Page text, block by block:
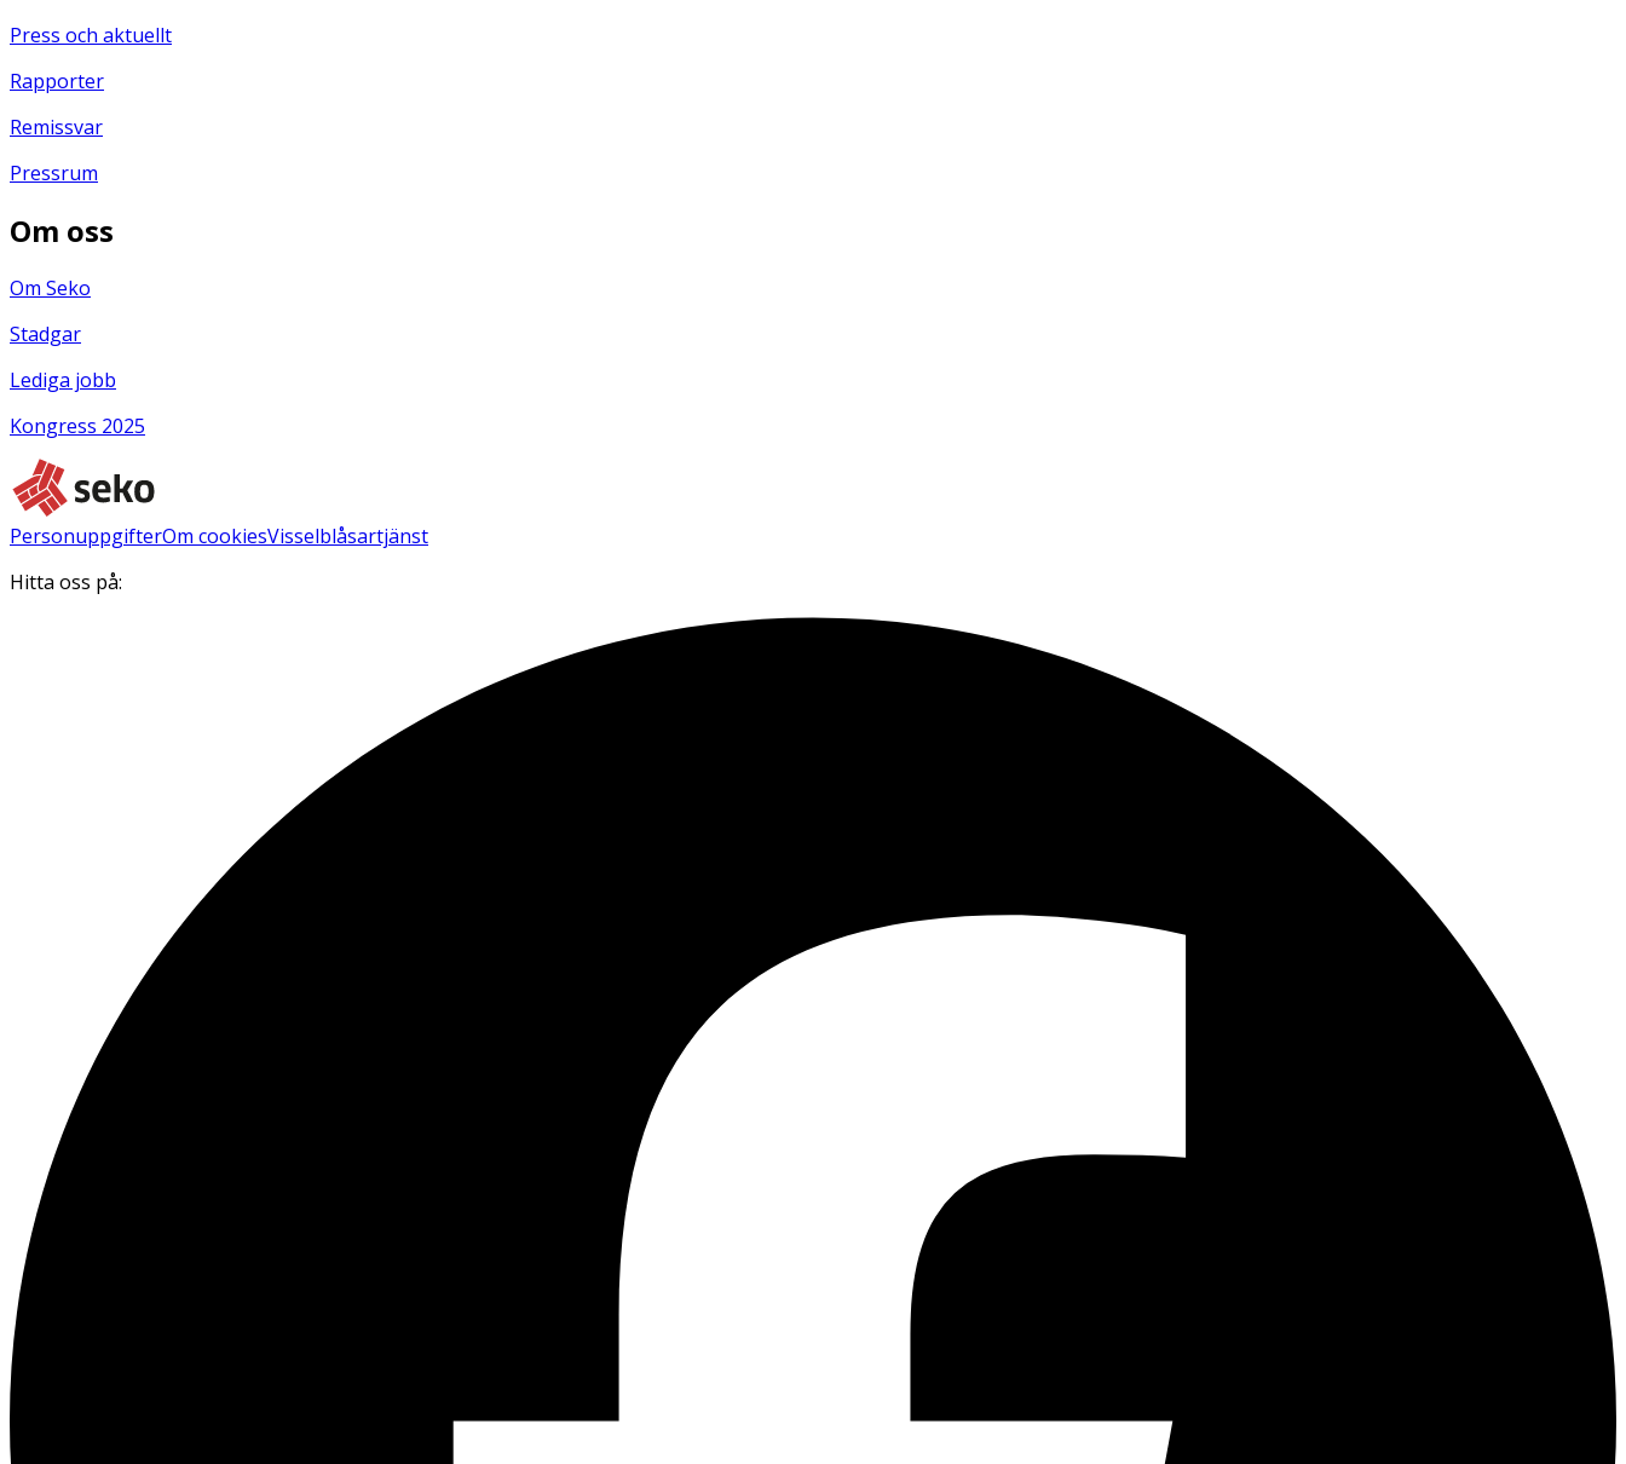
Press och aktuellt
Rapporter
Remissvar
Pressrum
Om oss
Om Seko
Stadgar
Lediga jobb
Kongress 2025
PersonuppgifterOm cookiesVisselblåsartjänst
Hitta oss på: